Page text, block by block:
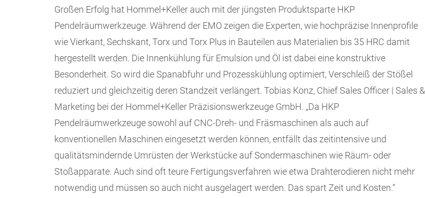
Großen Erfolg hat Hommel+Keller auch mit der jüngsten Produktsparte HKP
Pendelräumwerkzeuge. Während der EMO zeigen die Experten, wie hochpräzise Innenprofile
wie Vierkant, Sechskant, Torx und Torx Plus in Bauteilen aus Materialien bis 35 HRC damit
hergestellt werden. Die Innenkühlung für Emulsion und Öl ist dabei eine konstruktive
Besonderheit. So wird die Spanabfuhr und Prozesskühlung optimiert, Verschleiß der Stößel
reduziert und gleichzeitig deren Standzeit verlängert. Tobias Konz, Chief Sales Officer | Sales &
Marketing bei der Hommel+Keller Präzisionswerkzeuge GmbH. „Da HKP
Pendelräumwerkzeuge sowohl auf CNC-Dreh- und Fräsmaschinen als auch auf
konventionellen Maschinen eingesetzt werden können, entfällt das zeitintensive und
qualitätsmindernde Umrüsten der Werkstücke auf Sondermaschinen wie Räum- oder
Stoßapparate. Auch sind oft teure Fertigungsverfahren wie etwa Drahterodieren nicht mehr
notwendig und müssen so auch nicht ausgelagert werden. Das spart Zeit und Kosten.“